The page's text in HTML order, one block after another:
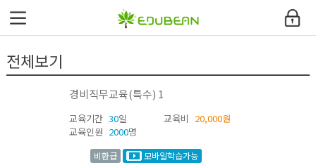
에듀빈
환급과정안내
전체보기
경비직무교육(특수) 1
교육기간 30일 교육비 20,000원
교육인원 2000명
비환급 모바일학습가능